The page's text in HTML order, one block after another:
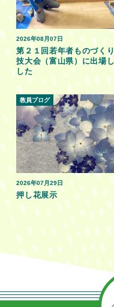
2026年08月07日
第２１回若年者ものづく
技大会（富山県）に出場
した
2026年07月29日
教員ブログ
押し花展示